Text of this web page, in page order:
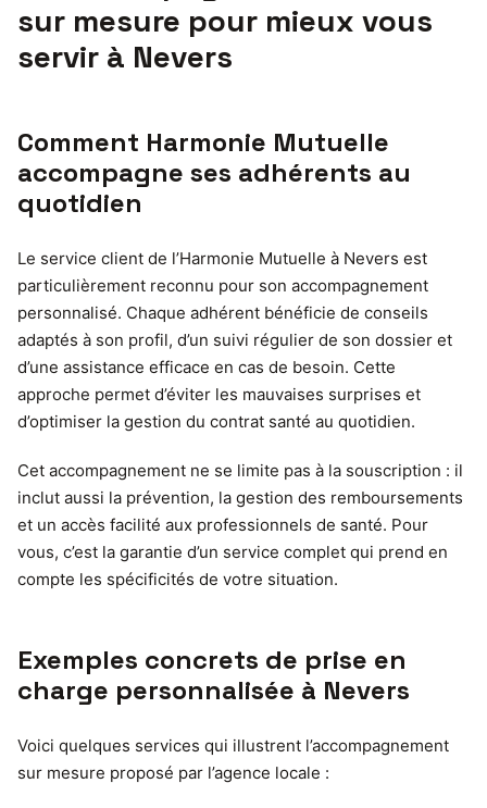
sur mesure pour mieux vous
servir à Nevers
Comment Harmonie Mutuelle
accompagne ses adhérents au
quotidien
Le service client de l’Harmonie Mutuelle à Nevers est
particulièrement reconnu pour son accompagnement
personnalisé. Chaque adhérent bénéficie de conseils
adaptés à son profil, d’un suivi régulier de son dossier et
d’une assistance efficace en cas de besoin. Cette
approche permet d’éviter les mauvaises surprises et
d’optimiser la gestion du contrat santé au quotidien.
Cet accompagnement ne se limite pas à la souscription : il
inclut aussi la prévention, la gestion des remboursements
et un accès facilité aux professionnels de santé. Pour
vous, c’est la garantie d’un service complet qui prend en
compte les spécificités de votre situation.
Exemples concrets de prise en
charge personnalisée à Nevers
Voici quelques services qui illustrent l’accompagnement
sur mesure proposé par l’agence locale :